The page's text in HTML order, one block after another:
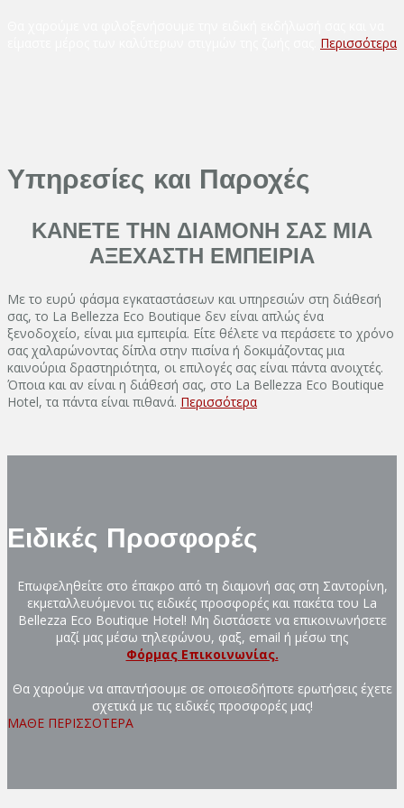
Περισσότερα
Υπηρεσίες και Παροχές
ΚΑΝΕΤΕ ΤΗΝ ΔΙΑΜΟΝΗ ΣΑΣ ΜΙΑ
ΑΞΕΧΑΣΤΗ ΕΜΠΕΙΡΙΑ
Με το ευρύ φάσμα εγκαταστάσεων και υπηρεσιών στη διάθεσή
σας, το La Bellezza Eco Boutique δεν είναι απλώς ένα
ξενοδοχείο, είναι μια εμπειρία. Είτε θέλετε να περάσετε το χρόνο
σας χαλαρώνοντας δίπλα στην πισίνα ή δοκιμάζοντας μια
καινούρια δραστηριότητα, οι επιλογές σας είναι πάντα ανοιχτές.
Όποια και αν είναι η διάθεσή σας, στο La Bellezza Eco Boutique
Hotel, τα πάντα είναι πιθανά. Περισσότερα
Ειδικές Προσφορές
Επωφεληθείτε στο έπακρο από τη διαμονή σας στη Σαντορίνη,
εκμεταλλευόμενοι τις ειδικές προσφορές και πακέτα του La
Bellezza Eco Boutique Hotel! Μη διστάσετε να επικοινωνήσετε
μαζί μας μέσω τηλεφώνου, φαξ, email ή μέσω της
Φόρμας Επικοινωνίας.
Θα χαρούμε να απαντήσουμε σε οποιεσδήποτε ερωτήσεις έχετε
σχετικά με τις ειδικές προσφορές μας!
ΜΑΘΕ ΠΕΡΙΣΣΟΤΕΡΑ